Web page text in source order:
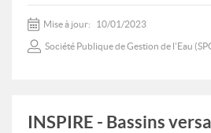
Mise à jour: 10/01/2023
Société Publique de Gestion de l'Eau
INSPIRE - Bassins